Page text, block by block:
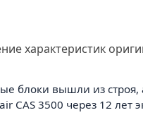
характеристик
блоки вышли из строя,
CAS 3500 через 12 лет